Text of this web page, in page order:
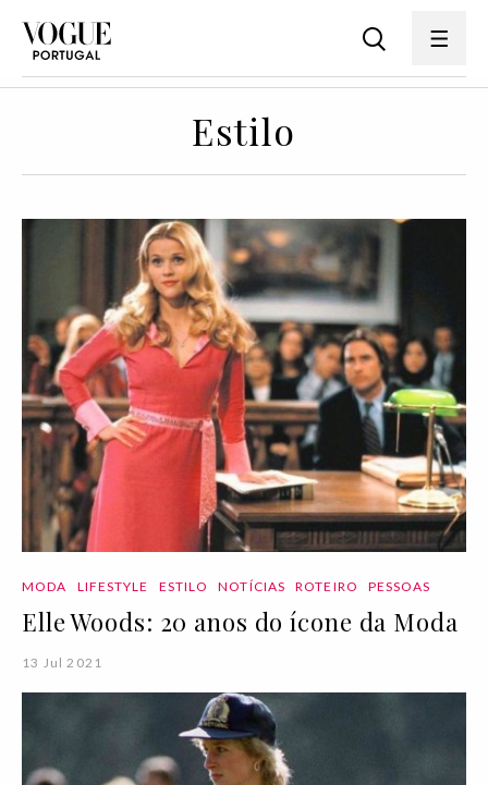
Estilo
MODA LIFESTYLE ESTILO NOTÍCIAS ROTEIRO PESSOAS
Elle Woods: 20 anos do ícone da Moda
13 Jul 2021